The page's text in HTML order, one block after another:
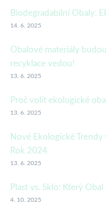
Biodegradabilní Obaly:
14. 6. 2025
Obalové materiály
recyklace vedou!
13. 6. 2025
Proč volit ekologické
13. 6. 2025
Nové Ekologické
Rok 2024
13. 6. 2025
Plast vs. Sklo: Který
4. 10. 2025